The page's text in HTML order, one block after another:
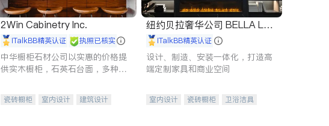
2Win Cabinetry Inc.
iTalkBB精英认证 执照已核实
中华橱柜石材公司以实惠的价格提
供实木橱柜，石英石台面，多种优
瓷砖橱柜 室内设计
建筑设计
纽约贝拉奢华公司 BELLA LUX
E iTalkBB精英认证
设计、制造、安装一体化，打造高
端定制家具和商业空间
室内设计 瓷砖橱柜
卫浴洁具